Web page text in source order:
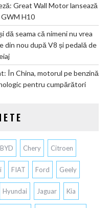
Great Wall Motor lansează
GWM H10
dă seama că nimeni nu vrea
din nou după V8 și pedală de
În China, motorul pe benzină
pentru cumpărători
BYD Chery Citroen
FIAT Ford Geely
Hyundai Jaguar Kia